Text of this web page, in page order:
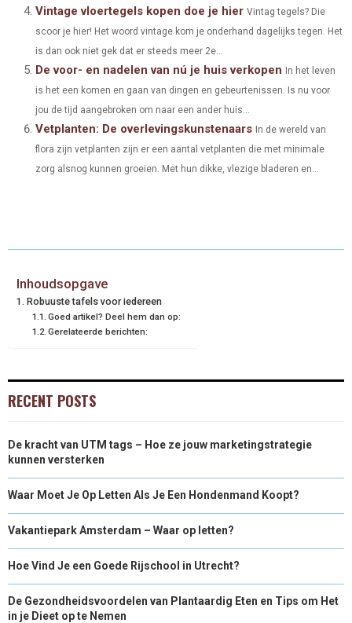
Vintage vloertegels kopen doe je hier Vintag tegels? Die
scoor je hier! Het woord vintage kom je onderhand dagelijks tegen. Het
is dan ook niet gek dat er steeds meer 2e...
De voor- en nadelen van nú je huis verkopen In het leven
is het een komen en gaan van dingen en gebeurtenissen. Is nu voor
jou de tijd aangebroken om naar een ander huis...
Vetplanten: De overlevingskunstenaars In de wereld van
flora zijn vetplanten zijn er een aantal vetplanten die met minimale
zorg alsnog kunnen groeien. Met hun dikke, vlezige bladeren en...
Inhoudsopgave
Robuuste tafels voor iedereen
Goed artikel? Deel hem dan op:
Gerelateerde berichten:
RECENT POSTS
De kracht van UTM tags – Hoe ze jouw marketingstrategie
kunnen versterken
Waar Moet Je Op Letten Als Je Een Hondenmand Koopt?
Vakantiepark Amsterdam – Waar op letten?
Hoe Vind Je een Goede Rijschool in Utrecht?
De Gezondheidsvoordelen van Plantaardig Eten en Tips om Het
in je Dieet op te Nemen